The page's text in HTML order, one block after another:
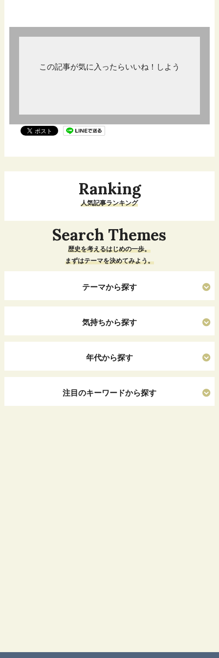
この記事が気に入ったらいいね！しよう
Ranking
人気記事ランキング
Search Themes
歴史を考えるはじめの一歩。
まずはテーマを決めてみよう。
テーマから探す
気持ちから探す
年代から探す
注目のキーワードから探す